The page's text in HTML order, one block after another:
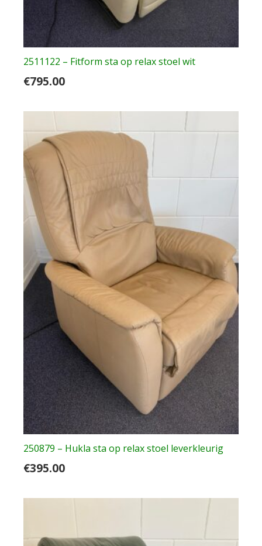
2511122 – Fitform sta op relax stoel wit
€795.00
250879 – Hukla sta op relax stoel leverkleurig
€395.00